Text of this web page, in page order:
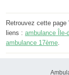
Retrouvez cette
liens : ambulance Île-
ambulance 17ème.